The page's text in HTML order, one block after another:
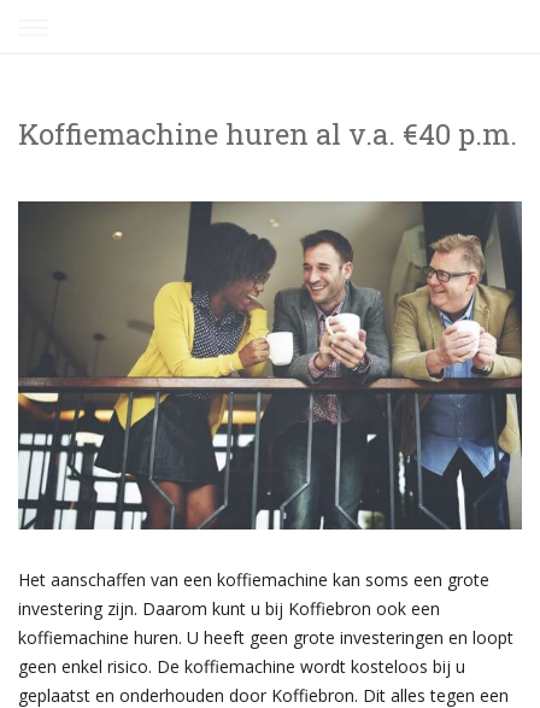
Koffiemachine huren al v.a. €40 p.m.
Het aanschaffen van een koffiemachine kan soms een grote
investering zijn. Daarom kunt u bij Koffiebron ook een
koffiemachine huren. U heeft geen grote investeringen en loopt
geen enkel risico. De koffiemachine wordt kosteloos bij u
geplaatst en onderhouden door Koffiebron. Dit alles tegen een